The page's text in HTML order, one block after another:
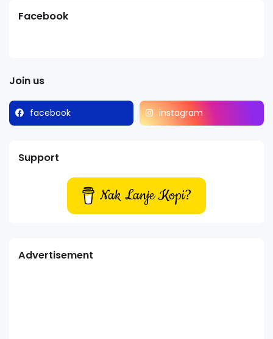
Facebook
Join us
facebook instagram
Support
Nak Lanje Kopi?
Advertisement